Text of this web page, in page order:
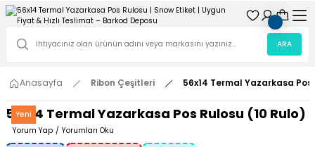
ARA
Anasayfa Ribon Çeşitleri 56x14 Termal Yazarkasa Pos
Yeni
56x14 Termal Yazarkasa Pos Rulosu (10 Rulo)
Yorum Yap / Yorumları Oku